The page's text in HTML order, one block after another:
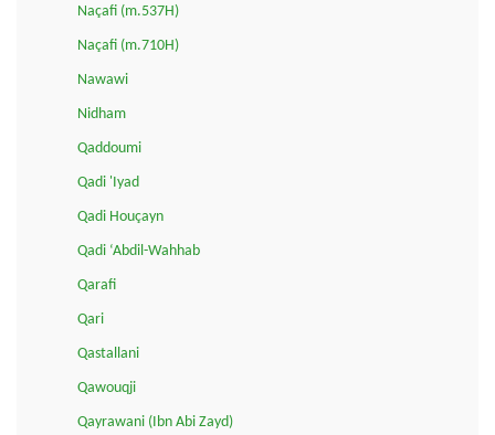
Naçafi (m.537H)
Naçafi (m.710H)
Nawawi
Nidham
Qaddoumi
Qadi 'Iyad
Qadi Houçayn
Qadi ‘Abdil-Wahhab
Qarafi
Qari
Qastallani
Qawouqji
Qayrawani (Ibn Abi Zayd)